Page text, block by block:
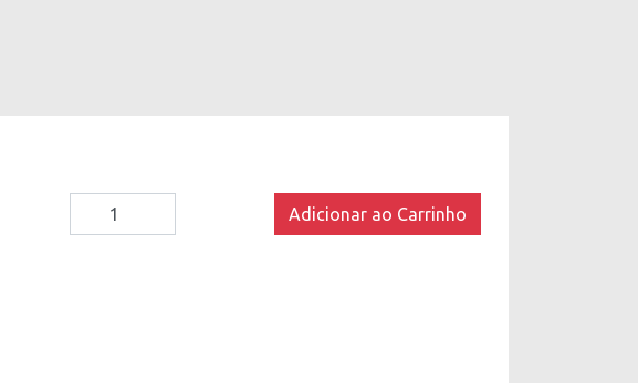
Richard
Adicionar ao Carrinho